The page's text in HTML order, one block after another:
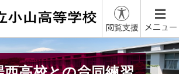
閲覧支援 メニュー